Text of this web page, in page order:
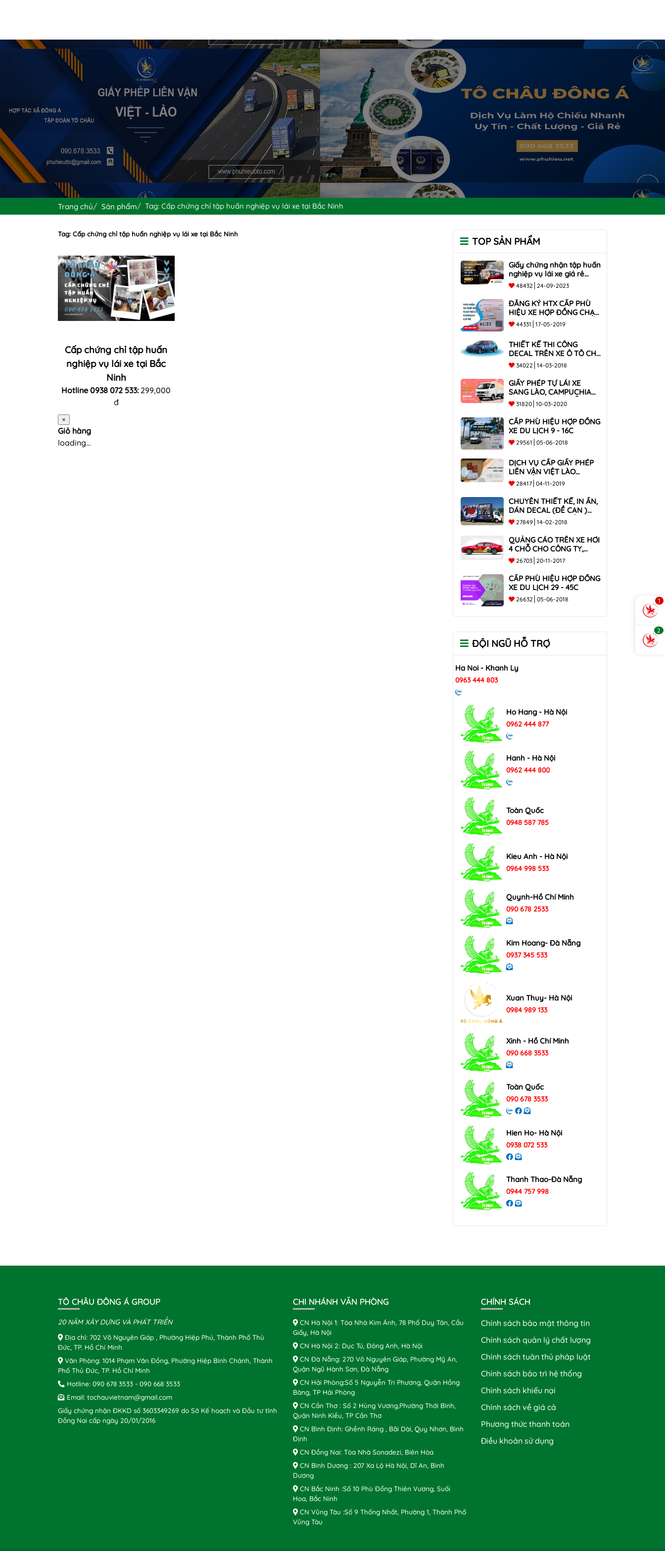
Trang chủ Sản phẩm Tag: Cấp chứng chỉ tập huấn nghiệp vụ lái xe tại Bắc Ninh
Tag: Cấp chứng chỉ tập huấn nghiệp vụ lái xe tại Bắc Ninh
Cấp chứng chỉ tập huấn
nghiệp vụ lái xe tại Bắc
Ninh
Hotline 0938 072 533: 299,000
đ
×
Giỏ hàng
loading...
TOP SẢN PHẨM
Giấy chứng nhận tập huấn
nghiệp vụ lái xe giá rẻ
toàn quốc
48432 24-09-2023
ĐĂNG KÝ HTX CẤP PHÙ
HIỆU XE HỢP ĐỒNG CHẠY
BECAR, GRABCAR GIÁ RẺ
NHẤT
44331 17-05-2019
THIẾT KẾ THI CÔNG
DECAL TRÊN XE Ô TÔ CHO
CÔNG TY
34022 14-03-2018
GIẤY PHÉP TỰ LÁI XE
SANG LÀO, CAMPUCHIA
CHO XE DƯỚI 9 CHỖ VÀ
XE BÁN TẢI
31820 10-03-2020
CẤP PHÙ HIỆU HỢP ĐỒNG
XE DU LỊCH 9 - 16C
29561 05-06-2018
DỊCH VỤ CẤP GIẤY PHÉP
LIÊN VẬN VIỆT LÀO
NHANH CHÓNG , UY TÍN
TOÀN QUỐC
28417 04-11-2019
CHUYÊN THIẾT KẾ, IN ẤN,
DÁN DECAL (ĐỀ CAN )
TRÊN THÙNG XE TẢI CHO
CÔNG TY
27849 14-02-2018
QUẢNG CÁO TRÊN XE HƠI
4 CHỖ CHO CÔNG TY,
DOANH NGHIỆP
26703 20-11-2017
CẤP PHÙ HIỆU HỢP ĐỒNG
XE DU LỊCH 29 - 45C
26632 05-06-2018
ĐỘI NGŨ HỖ TRỢ
Ha Noi - Khanh Ly
0963 444 803
Ho Hang - Hà Nội
0962 444 877
Hanh - Hà Nội
0962 444 800
Toàn Quốc
0948 587 785
Kieu Anh - Hà Nội
0964 998 533
Quynh-Hồ Chí Minh
090 678 2533
Kim Hoang- Đà Nẵng
0937 345 533
Xuan Thuy- Hà Nội
0984 989 133
Xinh - Hồ Chí Minh
090 668 3533
Toàn Quốc
090 678 3533
Hien Ho- Hà Nội
0938 072 533
Thanh Thao-Đà Nẵng
0944 757 998
TÔ CHÂU ĐÔNG Á GROUP
20 NĂM XÂY DỰNG VÀ PHÁT TRIỂN
Địa chỉ: 702 Võ Nguyên Giáp , Phường Hiệp Phú, Thành Phố Thủ
Đức, TP. Hồ Chí Minh
Văn Phòng: 1014 Phạm Văn Đồng, Phường Hiệp Bình Chánh, Thành
Phố Thủ Đức, TP. Hồ Chí Minh
Hotline: 090 678 3533 - 090 668 3533
Email: tochauvietnam@gmail.com
Giấy chứng nhận ĐKKD số 3603349269 do Sở Kế hoạch và Đầu tư tỉnh
Đồng Nai cấp ngày 20/01/2016
1
2
CHI NHÁNH VĂN PHÒNG
CN Hà Nội 1: Tòa Nhà Kim Ánh, 78 Phố Duy Tân, Cầu
Giấy, Hà Nội
CN Hà Nội 2: Dục Tú, Đông Anh, Hà Nội
CN Đà Nẵng: 270 Võ Nguyên Giáp, Phường Mỹ An,
Quận Ngũ Hành Sơn, Đà Nẵng
CN Hải Phòng:Số 5 Nguyễn Tri Phương, Quận Hồng
Bàng, TP Hải Phòng
CN Cần Thơ : Số 2 Hùng Vương,Phường Thới Bình,
Quận Ninh Kiều, TP Cần Thơ
CN Bình Định: Ghềnh Ráng , Bãi Dài, Quy Nhơn, Bình
Định
CN Đồng Nai: Tòa Nhà Sonadezi, Biên Hòa
CN Bình Dương : 207 Xa Lộ Hà Nội, Dĩ An, Bình
Dương
CN Bắc Ninh :Số 10 Phù Đổng Thiên Vương, Suối
Hoa, Bắc Ninh
CN Vũng Tàu :Số 9 Thống Nhất, Phường 1, Thành Phố
Vũng Tàu
CHÍNH SÁCH
Chính sách bảo mật thông tin
Chính sách quản lý chất lượng
Chính sách tuân thủ pháp luật
Chính sách bảo trì hệ thống
Chính sách khiếu nại
Chính sách về giá cả
Phương thức thanh toán
Điều khoản sử dụng